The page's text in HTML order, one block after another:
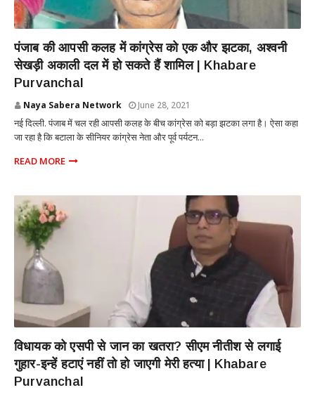
पंजाब की आपसी कलह में कांग्रेस को एक और झटका, अश्वनी
सेखड़ी अकाली दल में हो सकते हैं शामिल | Khabare
Purvanchal
Naya Sabera Network June 28, 2021
नई दिल्ली. पंजाब में चल रही आपसी कलह के बीच कांग्रेस को बड़ा झटका लगा है। ऐसा कहा
जा रहा है कि बटाला के सीनियर कांग्रेस नेता और पूर्व पर्यटन...
READ MORE
विधायक को एसपी से जान का खतरा? सीएम नीतीश से लगाई
गुहार-इन्‍हें हटाएं नहीं तो हो जाएगी मेरी हत्‍या | Khabare
Purvanchal